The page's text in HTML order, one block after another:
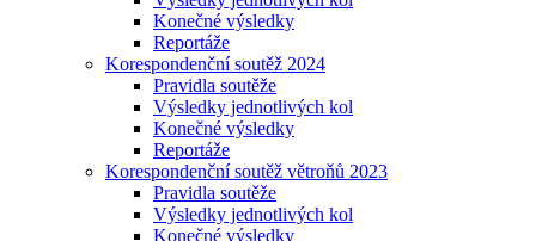
Konečné výsledky
Reportáže
Korespondenční soutěž 2024
Pravidla soutěže
Výsledky jednotlivých kol
Konečné výsledky
Reportáže
Korespondenční soutěž větroňů 2023
Pravidla soutěže
Výsledky jednotlivých kol
Konečné výsledky